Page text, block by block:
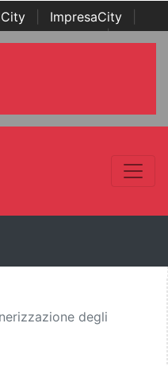
ImpresaCity
Awards | Italian
degli